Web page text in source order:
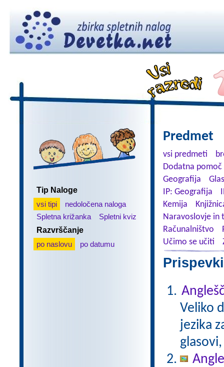
Tip Naloge
vsi tipi
nedoločena naloga
Spletna križanka
Spletni kviz
Razvrščanje
po naslovu
po datumu
Predmet
vsi predmeti
Dodatna
Geografija
IP: Geografija
Kemija
Naravoslovje in
Računalništvo
Učimo se učiti
Veliko
jezika